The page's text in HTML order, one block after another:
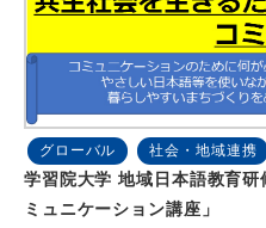
グローバル 社会・地域連携
学習院大学 地域日本語教育
ミュニケーション講座」